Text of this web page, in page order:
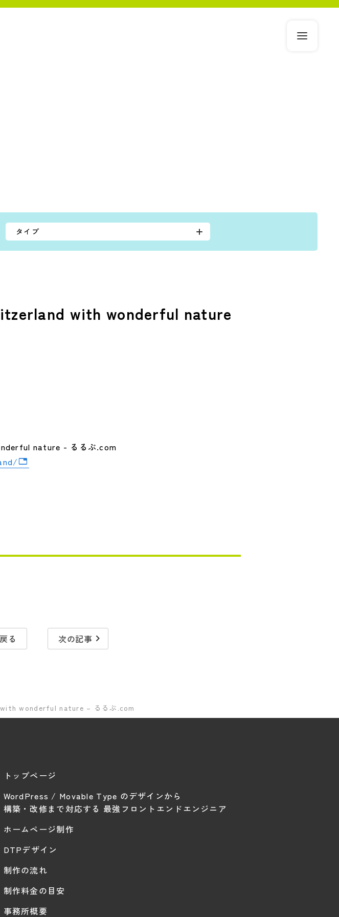
タイプ
with wonderful nature
nature - るるぶ.com
る 次の記事 navigate_next
wonderful nature – るるぶ.com
トップページ
WordPress / Movable Type のデザインから
構築・改修まで対応する 最強フロントエンドエンジニア
ホームページ制作
DTPデザイン
制作の流れ
制作料金の目安
事務所概要